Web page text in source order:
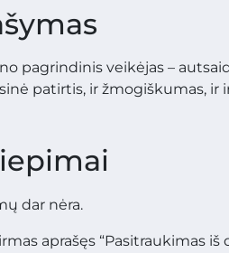
pagrindinis veikėjas –
patirtis, ir žmogiškumas, ir
dar nėra.
aprašęs “Pasitraukimas iš